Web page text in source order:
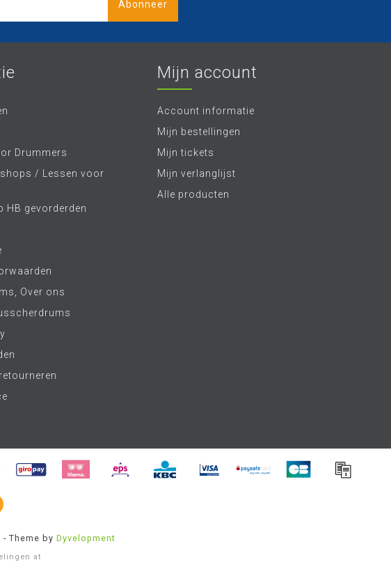
Abonneer
Drummers
/ Lessen voor
HB gevorderden
Over ons
Mijn account
Account informatie
Mijn bestellingen
Mijn tickets
Mijn verlanglijst
Alle producten
- Theme by Dyvelopment
at